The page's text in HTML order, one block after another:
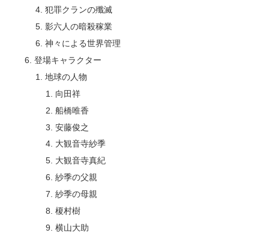
犯罪クランの殲滅
影六人の暗殺稼業
神々による世界管理
登場キャラクター
地球の人物
向田祥
船橋唯香
安藤俊之
大観音寺紗季
大観音寺真紀
紗季の父親
紗季の母親
榎村樹
横山大助